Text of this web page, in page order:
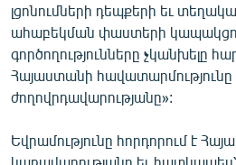
«Ազատության» բոլոր կայքերը
լցոնումների դեպքերի եւ
ահաբեկման փաստերի
գործողությունները չկանխելը
Հայաստանի հավատարմությունը
ժողովրդավարությանը»:
Եվրամությունը հորդորում է
կառավարությանը եւ